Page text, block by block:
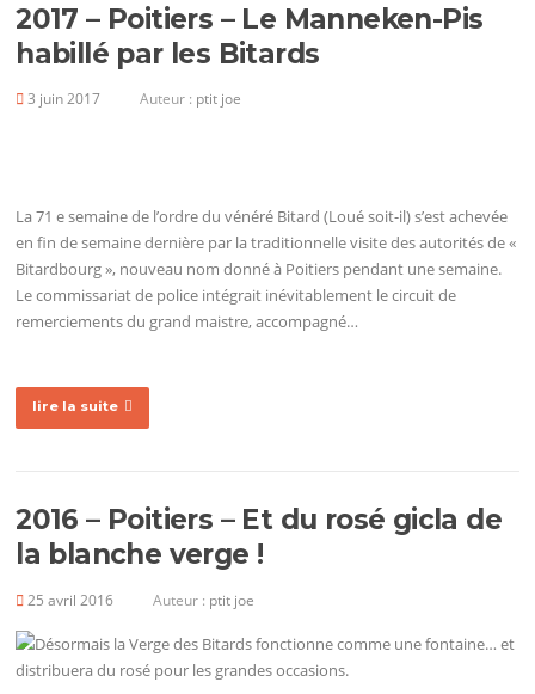
2017 – Poitiers – Le Manneken-Pis
habillé par les Bitards
3 juin 2017 Auteur : ptit joe
La 71 e semaine de l’ordre du vénéré Bitard (Loué soit-il) s’est achevée
en fin de semaine dernière par la traditionnelle visite des autorités de «
Bitardbourg », nouveau nom donné à Poitiers pendant une semaine.
Le commissariat de police intégrait inévitablement le circuit de
remerciements du grand maistre, accompagné…
lire la suite
2016 – Poitiers – Et du rosé gicla de
la blanche verge !
25 avril 2016 Auteur : ptit joe